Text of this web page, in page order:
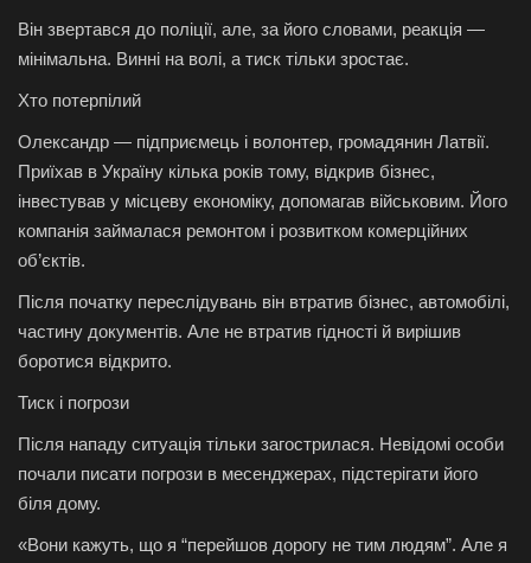
Він звертався до поліції, але, за його словами, реакція —
мінімальна. Винні на волі, а тиск тільки зростає.
Хто потерпілий
Олександр — підприємець і волонтер, громадянин Латвії.
Приїхав в Україну кілька років тому, відкрив бізнес,
інвестував у місцеву економіку, допомагав військовим. Його
компанія займалася ремонтом і розвитком комерційних
об’єктів.
Після початку переслідувань він втратив бізнес, автомобілі,
частину документів. Але не втратив гідності й вирішив
боротися відкрито.
Тиск і погрози
Після нападу ситуація тільки загострилася. Невідомі особи
почали писати погрози в месенджерах, підстерігати його
біля дому.
«Вони кажуть, що я “перейшов дорогу не тим людям”. Але я